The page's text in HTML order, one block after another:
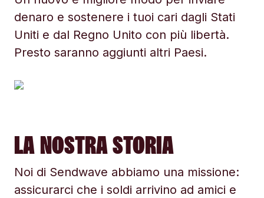
denaro e sostenere i tuoi cari dagli Stati
Uniti e dal Regno Unito con più libertà.
Presto saranno aggiunti altri Paesi.
LA NOSTRA STORIA
Noi di Sendwave abbiamo una missione:
assicurarci che i soldi arrivino ad amici e